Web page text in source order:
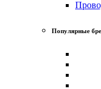
Популярные